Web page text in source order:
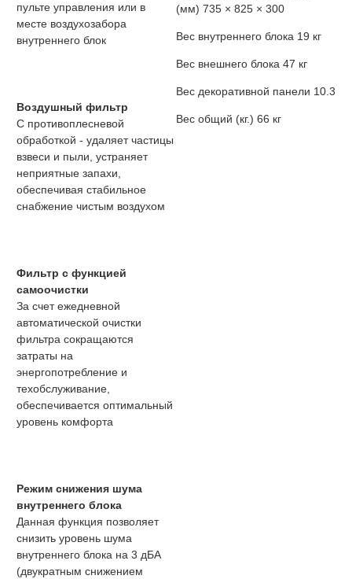
пульте управления или в
месте воздухозабора
внутреннего блок
Воздушный фильтр
С противоплесневой
обработкой - удаляет частицы
взвеси и пыли, устраняет
неприятные запахи,
обеспечивая стабильное
снабжение чистым воздухом
Фильтр с функцией
самоочистки
За счет ежедневной
автоматической очистки
фильтра сокращаются
затраты на
энергопотребление и
техобслуживание,
обеспечивается оптимальный
уровень комфорта
Режим снижения шума
внутреннего блока
Данная функция позволяет
снизить уровень шума
внутреннего блока на 3 дБА
(двукратным снижением
(мм) 735 × 825 × 300
Вес внутреннего блока 19 кг
Вес внешнего блока 47 кг
Вес декоративной панели 10.3
Вес общий (кг.) 66 кг